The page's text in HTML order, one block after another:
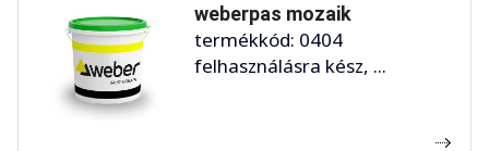
weberpas mozaik
termékkód: 0404
felhasználásra kész, ...